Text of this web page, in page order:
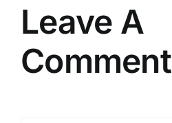
Leave A
Comment